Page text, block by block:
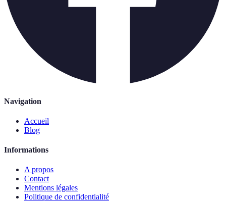
Navigation
Accueil
Blog
Informations
A propos
Contact
Mentions légales
Politique de confidentialité